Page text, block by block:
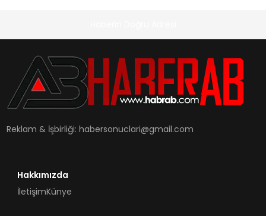
Reklam & İşbirliği:habersonuclari@gmail.com
Hakkımızda
İletişimKünye